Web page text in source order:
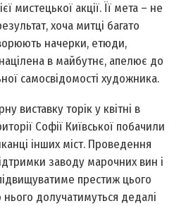
мистецької акції. Її мета – не
хоча митці багато
начерки, етюди,
в майбутнє, апелює до
самосвідомості художника.
виставку торік у квітні в
Софії Київської побачили
інших міст. Проведення
заводу марочних вин і
престиж цього
долучатимуться дедалі